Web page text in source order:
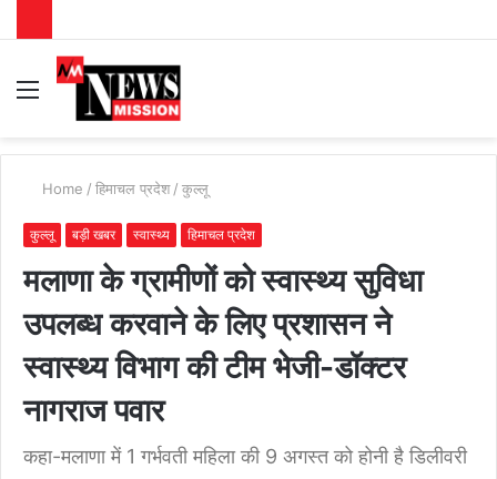
Menu
Home / हिमाचल प्रदेश / कुल्लू
कुल्लू बड़ी खबर स्वास्थ्य हिमाचल प्रदेश
मलाणा के ग्रामीणों को स्वास्थ्य सुविधा
उपलब्ध करवाने के लिए प्रशासन ने
स्वास्थ्य विभाग की टीम भेजी-डॉक्टर
नागराज पवार
कहा-मलाणा में 1 गर्भवती महिला की 9 अगस्त को होनी है डिलीवरी